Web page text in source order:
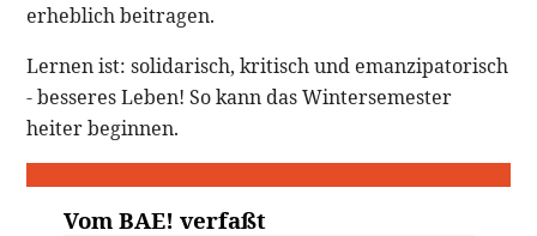
erheblich beitragen.
Lernen ist: solidarisch, kritisch und emanzipatorisch
- besseres Leben! So kann das Wintersemester
heiter beginnen.
Vom BAE! verfaßt